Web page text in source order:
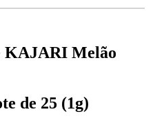
KAJARI Melão
de 25 (1g)